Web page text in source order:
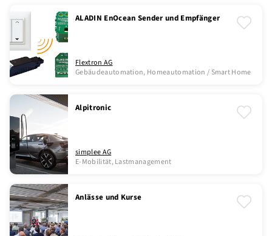
ALADIN EnOcean Sender und Empfänger
Flextron AG
Gebäudeautomation, Homeautomation / Smart Home
Alpitronic
simplee AG
E-Mobilität, Lastmanagement
Anlässe und Kurse